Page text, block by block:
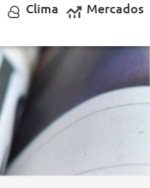
Clima Mercados